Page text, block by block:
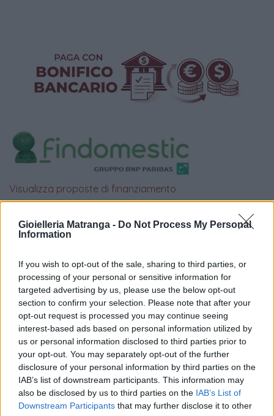
Gioielleria Matranga - Do Not Process My Personal
Information
If you wish to opt-out of the sale, sharing to third parties, or
processing of your personal or sensitive information for
targeted advertising by us, please use the below opt-out
section to confirm your selection. Please note that after your
opt-out request is processed you may continue seeing
interest-based ads based on personal information utilized by
us or personal information disclosed to third parties prior to
your opt-out. You may separately opt-out of the further
disclosure of your personal information by third parties on the
IAB’s list of downstream participants. This information may
also be disclosed by us to third parties on the IAB’s List of
Downstream Participants that may further disclose it to other
Visualizza proposte di finanziamento
Caratteristiche Prodotto
Google
4.8
Basato su 408 reviews
Powered byLocalImpact
Garanzia di due annisui prodotti usati, verificati dal
nostro laboratorio di assistenza.